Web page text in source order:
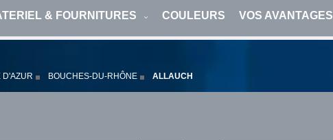
& FOURNITURES COULEURS VOS AVANTAGES
D'AZUR BOUCHES-DU-RHÔNE ALLAUCH